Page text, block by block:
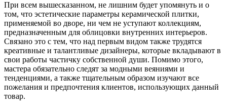
При всем вышесказанном, не лишним будет упомянуть и о
том, что эстетические параметры керамической плитки,
применяемой во дворе, ни чем не уступают коллекциям,
предназначенным для облицовки внутренних интерьеров.
Связано это с тем, что над первым видом также трудятся
креативные и талантливые дизайнеры, которые вкладывают в
свои работы частичку собственной души. Помимо этого,
мастера обязательно следят за модными веяниями и
тенденциями, а также тщательным образом изучают все
пожелания и предпочтения клиентов, использующих данный
товар.